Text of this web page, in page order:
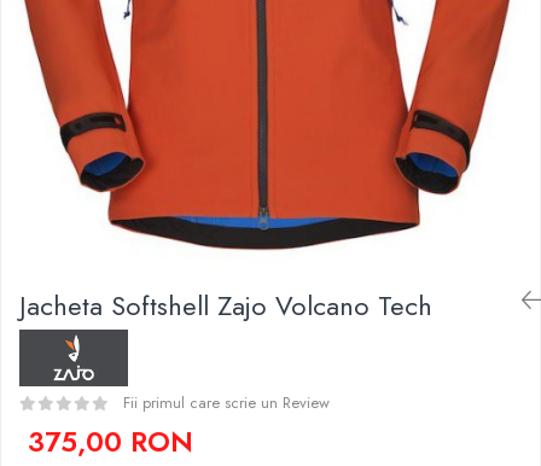
Slackline
Accesorii
Copii
Espadrile
Lopeti de zapada / avalansa
Caciuli
Jachete
Sosete
Bandane
Imbracaminte de corp
Sosete
Imbracaminte de corp
Jacheta Softshell Zajo Volcano Tech
Fii primul care scrie un Review
375,00 RON